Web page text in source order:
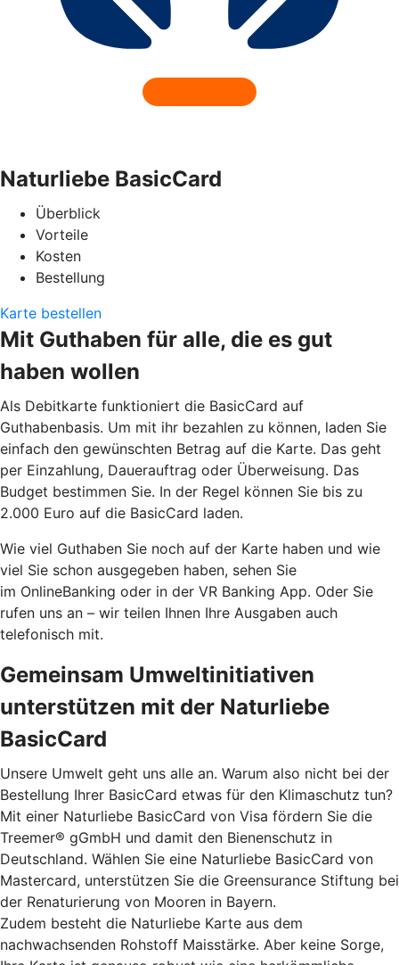
Naturliebe BasicCard
Überblick
Vorteile
Kosten
Bestellung
Karte bestellen
Mit Guthaben für alle, die es gut
haben wollen
Als Debitkarte funktioniert die BasicCard auf
Guthabenbasis. Um mit ihr bezahlen zu können, laden Sie
einfach den gewünschten Betrag auf die Karte. Das geht
per Einzahlung, Dauerauftrag oder Überweisung. Das
Budget bestimmen Sie. In der Regel können Sie bis zu
2.000 Euro auf die BasicCard laden.
Wie viel Guthaben Sie noch auf der Karte haben und wie
viel Sie schon ausgegeben haben, sehen Sie
im OnlineBanking oder in der VR Banking App. Oder Sie
rufen uns an – wir teilen Ihnen Ihre Ausgaben auch
telefonisch mit.
Gemeinsam Umweltinitiativen
unterstützen mit der Naturliebe
BasicCard
Unsere Umwelt geht uns alle an. Warum also nicht bei der
Bestellung Ihrer BasicCard etwas für den Klimaschutz tun?
Mit einer Naturliebe BasicCard von Visa fördern Sie die
Treemer® gGmbH und damit den Bienenschutz in
Deutschland. Wählen Sie eine Naturliebe BasicCard von
Mastercard, unterstützen Sie die Greensurance Stiftung bei
der Renaturierung von Mooren in Bayern.
Zudem besteht die Naturliebe Karte aus dem
nachwachsenden Rohstoff Maisstärke. Aber keine Sorge,